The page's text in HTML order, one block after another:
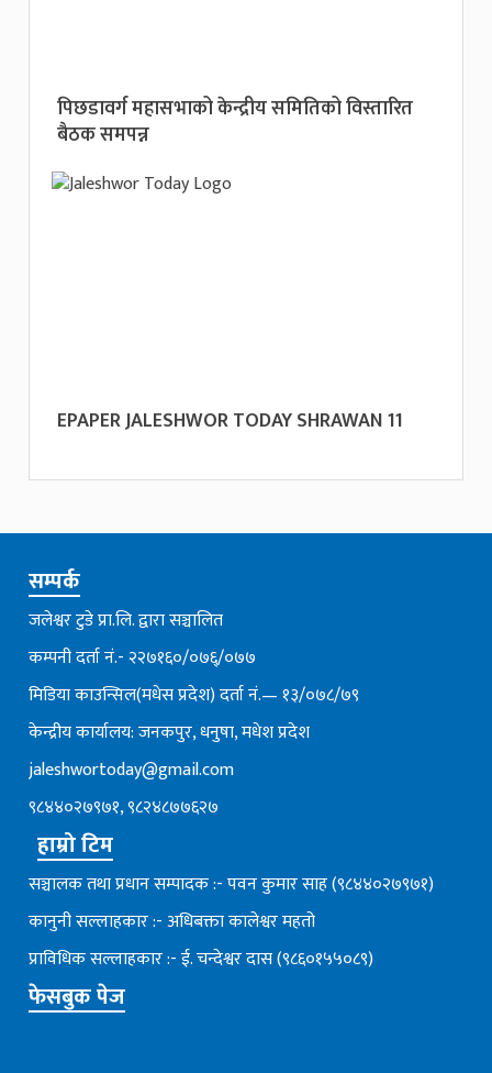
पिछडावर्ग महासभाको केन्द्रीय समितिको विस्तारित
बैठक समपन्न
EPAPER JALESHWOR TODAY SHRAWAN 11
सम्पर्क
जलेश्वर टुडे प्रा.लि. द्वारा सञ्चालित
कम्पनी दर्ता नं.- २२७१६०/०७६्/०७७
मिडिया काउन्सिल(मधेस प्रदेश) दर्ता नं.— १३/०७८/७९
केन्द्रीय कार्यालय: जनकपुर, धनुषा, मधेश प्रदेश
jaleshwortoday@gmail.com
९८४४०२७९७१, ९८२४८७७६२७
हाम्रो टिम
सञ्चालक तथा प्रधान सम्पादक :- पवन कुमार साह (९८४४०२७९७१)
कानुनी सल्लाहकार :- अधिबक्ता कालेश्वर महतो
प्राविधिक सल्लाहकार :- ई. चन्देश्वर दास (९८६०१५५०८९)
फेसबुक पेज